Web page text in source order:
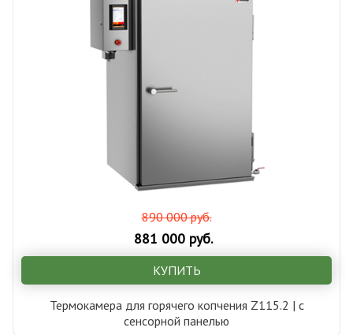
881 000 руб.
890 000 руб.
КУПИТЬ
Термокамера для горячего копчения Z115.2 | с
сенсорной панелью